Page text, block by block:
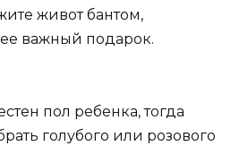
живот бантом,
важный подарок.
пол ребенка, тогда
голубого или розового